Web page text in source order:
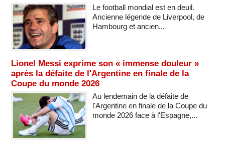
Le football mondial est en deuil.
Ancienne légende de Liverpool, de
Hambourg et ancien...
Lionel Messi exprime son « immense douleur »
après la défaite de l'Argentine en finale de la
Coupe du monde 2026
Au lendemain de la défaite de
l'Argentine en finale de la Coupe du
monde 2026 face à l'Espagne,...